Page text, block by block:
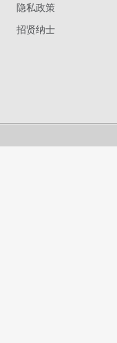
隐私政策
招贤纳士